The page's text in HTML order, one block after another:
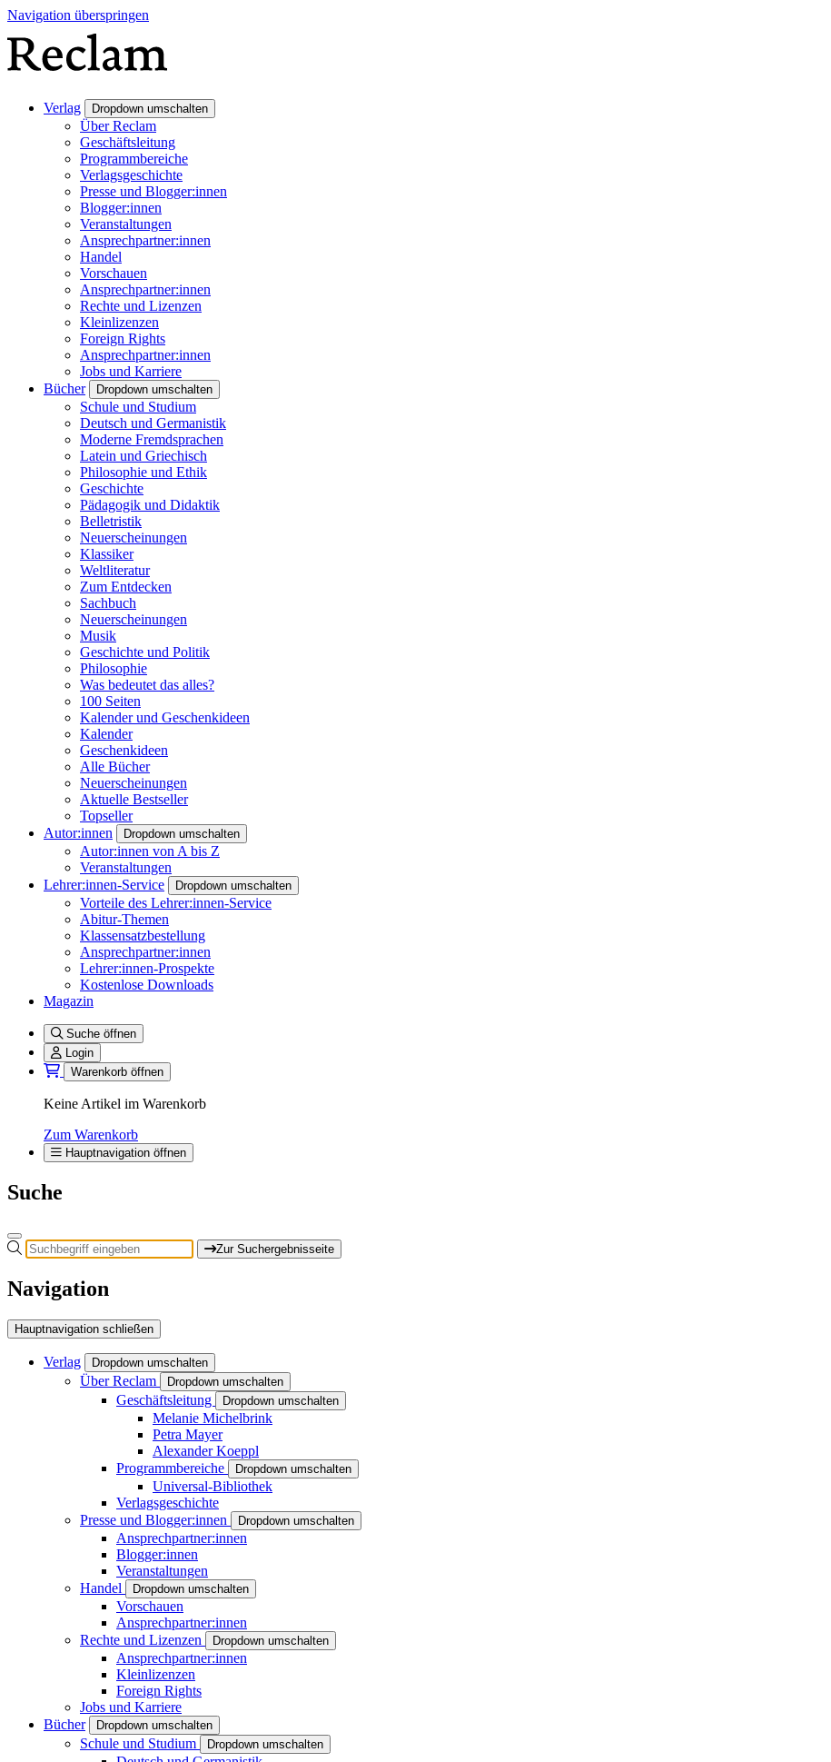
Navigation überspringen
Verlag Dropdown umschalten
Über Reclam
Geschäftsleitung
Programmbereiche
Verlagsgeschichte
Presse und Blogger:innen
Blogger:innen
Veranstaltungen
Ansprechpartner:innen
Handel
Vorschauen
Ansprechpartner:innen
Rechte und Lizenzen
Kleinlizenzen
Foreign Rights
Ansprechpartner:innen
Jobs und Karriere
Bücher
Dropdown umschalten
Schule und Studium
Deutsch und Germanistik
Moderne Fremdsprachen
Latein und Griechisch
Philosophie und Ethik
Geschichte
Pädagogik und Didaktik
Belletristik
Neuerscheinungen
Klassiker
Weltliteratur
Zum Entdecken
Sachbuch
Neuerscheinungen
Musik
Geschichte und Politik
Philosophie
Was bedeutet das alles?
100 Seiten
Kalender und Geschenkideen
Kalender
Geschenkideen
Alle Bücher
Neuerscheinungen
Aktuelle Bestseller
Topseller
Autor:innen
Dropdown umschalten
Autor:innen von A bis Z
Veranstaltungen
Lehrer:innen-Service
Dropdown umschalten
Vorteile des Lehrer:innen-Service
Abitur-Themen
Klassensatzbestellung
Ansprechpartner:innen
Lehrer:innen-Prospekte
Kostenlose Downloads
Magazin
Suche öffnen
Login
Warenkorb öffnen
Keine Artikel im Warenkorb
Zum Warenkorb
Hauptnavigation öffnen
Suche
Zur Suchergebnisseite
Navigation
Hauptnavigation schließen
Verlag Dropdown umschalten
Über Reclam Dropdown umschalten
Geschäftsleitung Dropdown umschalten
Melanie Michelbrink
Petra Mayer
Alexander Koeppl
Programmbereiche
Dropdown umschalten
Universal-Bibliothek
Verlagsgeschichte
Presse und Blogger:innen
Dropdown umschalten
Ansprechpartner:innen
Blogger:innen
Veranstaltungen
Handel
Dropdown umschalten
Vorschauen
Ansprechpartner:innen
Rechte und Lizenzen
Dropdown umschalten
Ansprechpartner:innen
Kleinlizenzen
Foreign Rights
Jobs und Karriere
Bücher
Dropdown umschalten
Schule und Studium Dropdown umschalten